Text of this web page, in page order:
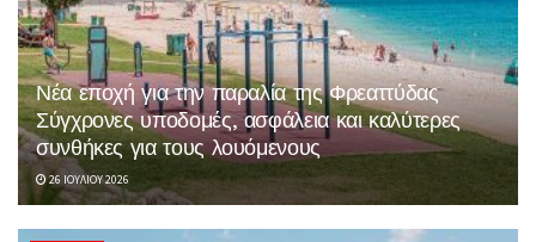
Νέα εποχή για την παραλία της Φρεαττύδας
Σύγχρονες υποδομές, ασφάλεια και καλύτερες
συνθήκες για τους λουόμενους
26 ΙΟΥΛΊΟΥ 2026